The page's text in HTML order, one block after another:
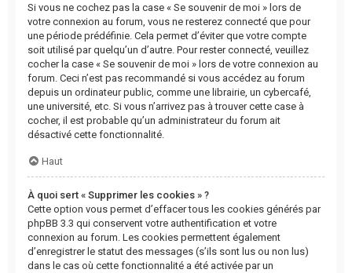
Si vous ne cochez pas la case « Se souvenir de moi » lors de
votre connexion au forum, vous ne resterez connecté que pour
une période prédéfinie. Cela permet d’éviter que votre compte
soit utilisé par quelqu’un d’autre. Pour rester connecté, veuillez
cocher la case « Se souvenir de moi » lors de votre connexion au
forum. Ceci n’est pas recommandé si vous accédez au forum
depuis un ordinateur public, comme une librairie, un cybercafé,
une université, etc. Si vous n’arrivez pas à trouver cette case à
cocher, il est probable qu’un administrateur du forum ait
désactivé cette fonctionnalité.
Haut
À quoi sert « Supprimer les cookies » ?
Cette option vous permet d’effacer tous les cookies générés par
phpBB 3.3 qui conservent votre authentification et votre
connexion au forum. Les cookies permettent également
d’enregistrer le statut des messages (s’ils sont lus ou non lus)
dans le cas où cette fonctionnalité a été activée par un